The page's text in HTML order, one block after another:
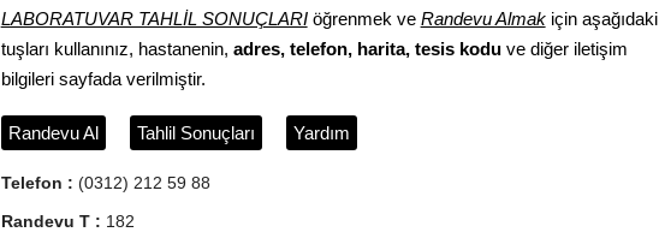
LABORATUVAR TAHLİL SONUÇLARIöğrenmek ve Randevu Almakiçin aşağıdaki
tuşları kullanınız, hastanenin, adres, telefon, harita, tesis koduve diğer iletişim
bilgileri sayfada verilmiştir.
Randevu Al Tahlil Sonuçları Yardım
Telefon : (0312) 212 59 88
Randevu T : 182